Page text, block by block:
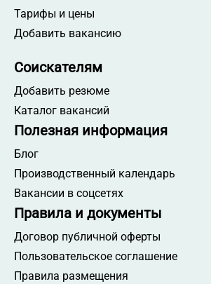
Тарифы и цены
Добавить вакансию
Соискателям
Добавить резюме
Каталог вакансий
Полезная информация
Блог
Производственный календарь
Вакансии в соцсетях
Правила и документы
Договор публичной оферты
Пользовательское соглашение
Правила размещения